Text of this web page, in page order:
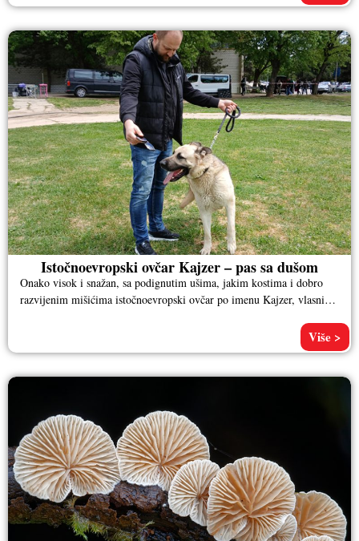
Istočnoevropski ovčar Kajzer – pas sa dušom
Onako visok i snažan, sa podignutim ušima, jakim kostima i dobro
razvijenim mišićima istočnoevropski ovčar po imenu Kajzer, vlasnika
Više >